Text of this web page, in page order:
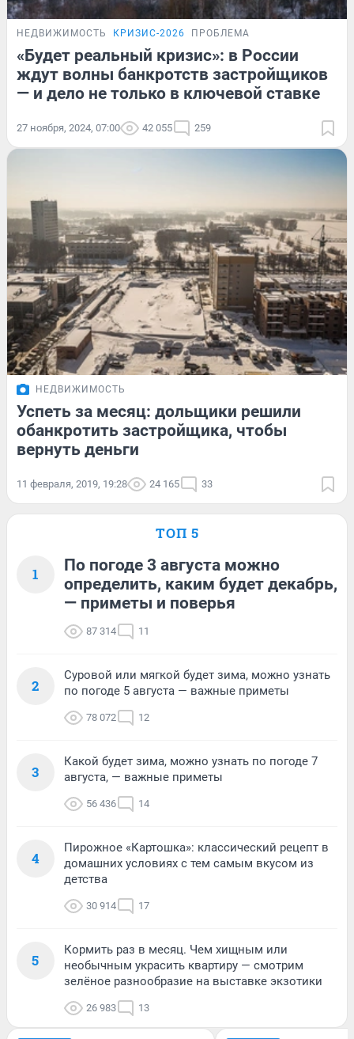
НЕДВИЖИМОСТЬ КРИЗИС-2026 ПРОБЛЕМА
«Будет реальный кризис»: в России
ждут волны банкротств застройщиков
— и дело не только в ключевой ставке
27 ноября, 2024, 07:00 42 055 259
НЕДВИЖИМОСТЬ
Успеть за месяц: дольщики решили
обанкротить застройщика, чтобы
вернуть деньги
11 февраля, 2019, 19:28 24 165 33
ТОП 5
1
По погоде 3 августа можно
определить, каким будет декабрь,
— приметы и поверья
87 314 11
2
Суровой или мягкой будет зима, можно узнать
по погоде 5 августа — важные приметы
78 072 12
3
Какой будет зима, можно узнать по погоде 7
августа, — важные приметы
56 436 14
4
Пирожное «Картошка»: классический рецепт в
домашних условиях с тем самым вкусом из
детства
30 914 17
5
Кормить раз в месяц. Чем хищным или
необычным украсить квартиру — смотрим
зелёное разнообразие на выставке экзотики
26 983 13